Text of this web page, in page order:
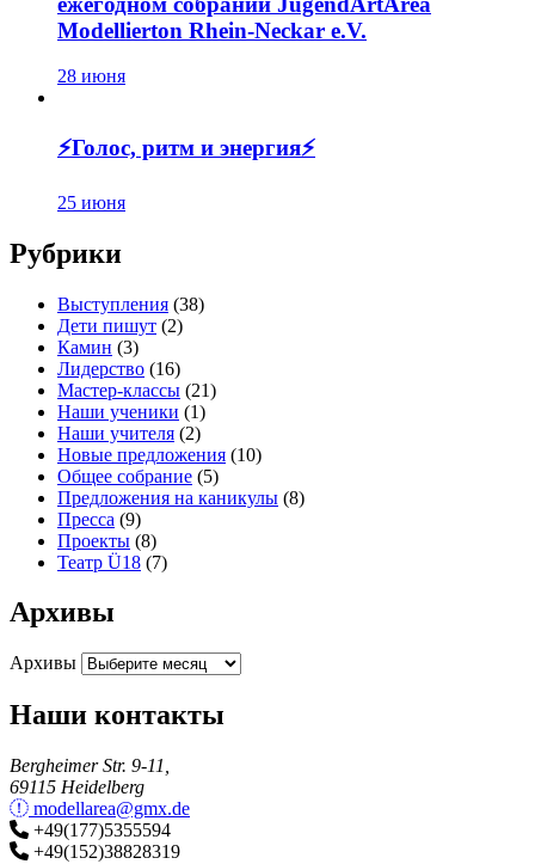
Modellierton Rhein-Neckar e.V.
28 июня
⚡️Голос, ритм и энергия⚡️
25 июня
Рубрики
Выступления (38)
Дети пишут (2)
Камин (3)
Лидерство (16)
Мастер-классы (21)
Наши ученики (1)
Наши учителя (2)
Новые предложения (10)
Общее собрание (5)
Предложения на каникулы (8)
Пресса (9)
Проекты (8)
Театр Ü18 (7)
Архивы
Архивы
Наши контакты
Bergheimer Str. 9-11,
69115 Heidelberg
modellarea@gmx.de
+49(177)5355594
+49(152)38828319